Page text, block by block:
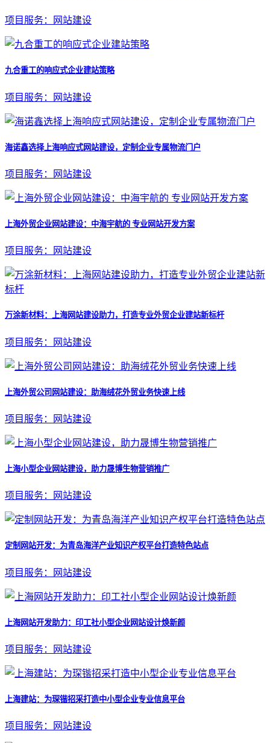
项目服务：网站建设
九合重工的响应式企业建站策略
项目服务：网站建设
海诺鑫选择上海响应式网站建设，定制企业专属物流门户
项目服务：网站建设
上海外贸企业网站建设：中海宇航的 专业网站开发方案
项目服务：网站建设
万涂新材料：上海网站建设助力，打造专业外贸企业建站新标杆
项目服务：网站建设
上海外贸公司网站建设：助海绒花外贸业务快速上线
项目服务：网站建设
上海小型企业网站建设，助力晟博生物营销推广
项目服务：网站建设
定制网站开发：为青岛海洋产业知识产权平台打造特色站点
项目服务：网站建设
上海网站开发助力：印工社小型企业网站设计焕新颜
项目服务：网站建设
上海建站：为琛锴招采打造中小型企业专业信息平台
项目服务：网站建设